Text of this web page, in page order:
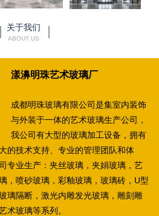
关于我们
ABOUT US
漾濞明珠艺术玻璃厂
成都明珠玻璃有限公司是集室内装饰
与外装于一体的艺术玻璃生产公司，
我公司有大型的玻璃加工设备，拥有
的技术支持、专业的管理团队和体
专业生产：夹丝玻璃，夹娟玻璃，艺
，喷砂玻璃，彩釉玻璃，玻璃砖，U型
璃隔断，激光内雕发光玻璃，雕刻雕
术玻璃等系列。